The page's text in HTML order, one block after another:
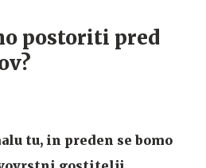
postoriti pred
tu, in preden se bomo